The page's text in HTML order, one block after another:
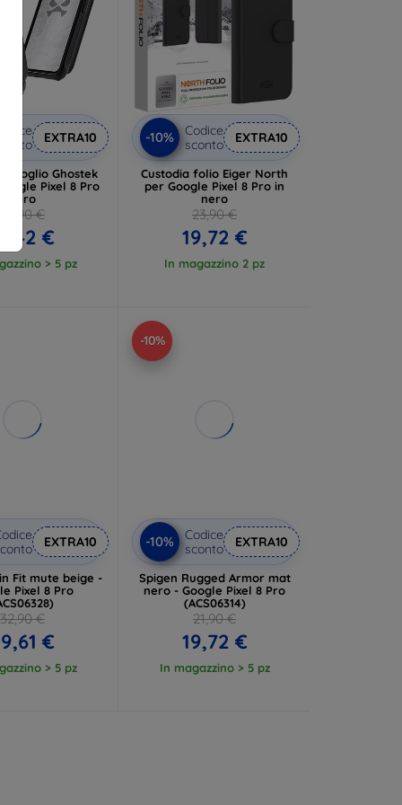
Codice
sconto
EXTRA10
Ghostek
Pixel 8 Pro
nero
43,90 €
31,42 €
> 5 pz
-10%
Codice
sconto
EXTRA10
Custodia folio Eiger North
per Google Pixel 8 Pro in
nero
23,90 €
19,72 €
In magazzino 2 pz
EXTRA10
Fit mute beige -
Pixel 8 Pro
32,90 €
€
> 5 pz
-10%
-10%
Codice
sconto
EXTRA10
Spigen Rugged Armor mat
nero - Google Pixel 8 Pro
(ACS06314)
21,90 €
19,72 €
In magazzino > 5 pz